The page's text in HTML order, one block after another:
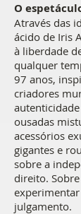
O
Através das
ácido de Iris
à liberdade
qualquer
97 anos,
criadores
ousadas
acessórios
gigantes e
sobre a
direito.
julgamento.